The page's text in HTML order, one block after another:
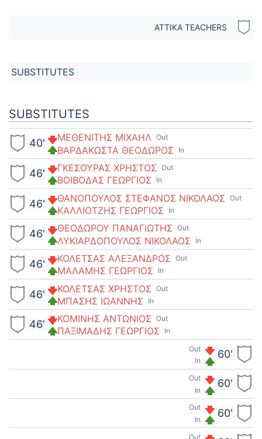
ΑΤΤΙΚΑ TEACHERS
SUBSTITUTES
SUBSTITUTES
Out
ΜΕΘΕΝΙΤΗΣ ΜΙΧΑΗΛ
In
ΒΑΡΔΑΚΩΣΤΑ ΘΕΟΔΩΡΟΣ
40'
Out
ΓΚΕΣΟΥΡΑΣ ΧΡΗΣΤΟΣ
In
ΒΟΙΒΟΔΑΣ ΓΕΩΡΓΙΟΣ
46'
Out
ΘΑΝΟΠΟΥΛΟΣ ΣΤΕΦΑΝΟΣ ΝΙΚΟΛΑΟΣ
In
ΚΑΛΛΙΟΤΖΗΣ ΓΕΩΡΓΙΟΣ
46'
Out
ΘΕΟΔΩΡΟΥ ΠΑΝΑΓΙΩΤΗΣ
In
ΛΥΚΙΑΡΔΟΠΟΥΛΟΣ ΝΙΚΟΛΑΟΣ
46'
Out
ΚΟΛΕΤΣΑΣ ΑΛΕΞΑΝΔΡΟΣ
In
ΜΑΛΑΜΗΣ ΓΕΩΡΓΙΟΣ
46'
Out
ΚΟΛΕΤΣΑΣ ΧΡΗΣΤΟΣ
In
ΜΠΑΣΗΣ ΙΩΑΝΝΗΣ
46'
Out
ΚΟΜΙΝΗΣ ΑΝΤΩΝΙΟΣ
In
ΠΑΞΙΜΑΔΗΣ ΓΕΩΡΓΙΟΣ
46'
60'
Out
In
60'
Out
In
60'
Out
In
Out